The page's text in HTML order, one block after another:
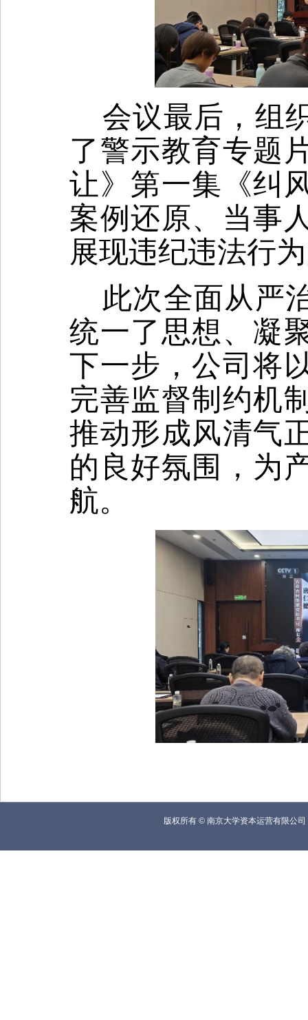
会议最后，组
了警示教育专题
让》第一集《纠
案例还原、当事
展现违纪违法行
此次全面从严
统一了思想、凝
下一步，公司将
完善监督制约机
推动形成风清气
的良好氛围，为
航。
版权所有 ©南京大学资本运营有限公司